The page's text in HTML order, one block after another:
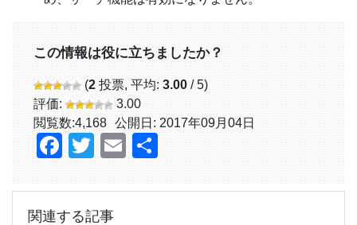
この情報は役に立ちましたか？
(2 投票, 平均: 3.00 / 5)
評価:
3.00
閲覧数:4,168 公開日: 2017年09月04日
Facebook
TwitterEmail
関連する記事